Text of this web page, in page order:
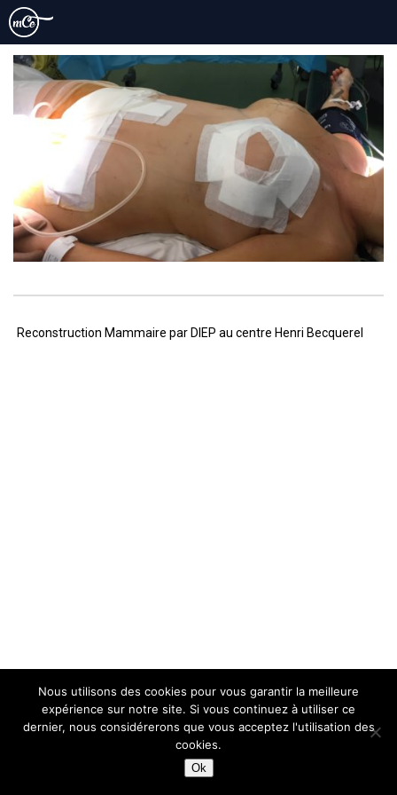
IMG_0415
Navigation
Article
Reconstruction Mammaire par DIEP au centre Henri Becquerel
Nous utilisons des cookies pour vous garantir la meilleure
expérience sur notre site. Si vous continuez à utiliser ce
dernier, nous considérerons que vous acceptez l'utilisation des
cookies.
Ok